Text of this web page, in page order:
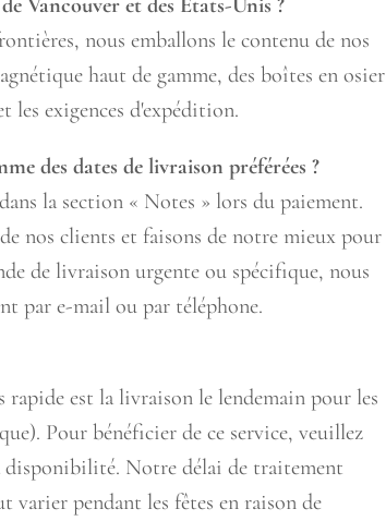
nous emballons le contenu de nos
haut de gamme, des boîtes en osier
les exigences d'expédition.
des dates de livraison préférées ?
la section « Notes » lors du paiement.
nos clients et faisons de notre mieux pour
de livraison urgente ou spécifique, nous
par e-mail ou par téléphone.
est la livraison le lendemain pour les
Pour bénéficier de ce service, veuillez
Notre délai de traitement
varier pendant les fêtes en raison de